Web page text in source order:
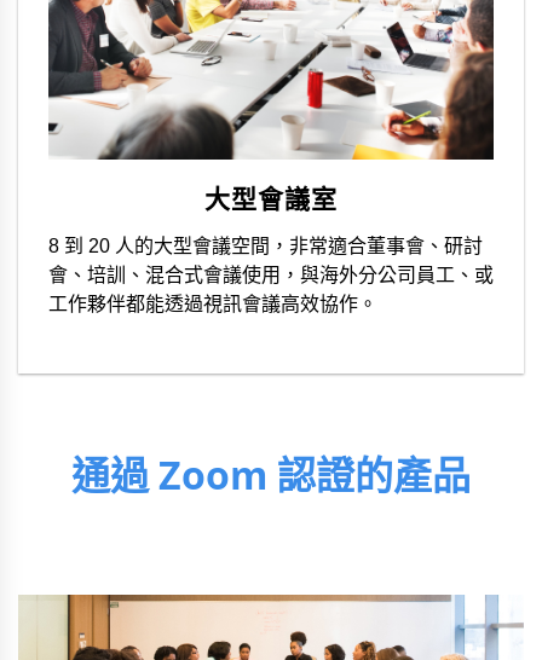
大型會議室
8 到 20 人的大型會議空間，非常適合董事會、研討
會、培訓、混合式會議使用，與海外分公司員工、或
工作夥伴都能透過視訊會議高效協作。
通過 Zoom 認證的產品